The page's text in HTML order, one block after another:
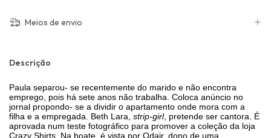
Meios de envio
Descrição
Paula separou- se recentemente do marido e não encontra
emprego, pois há sete anos não trabalha. Coloca anúncio no
jornal propondo- se a dividir o apartamento onde mora com a
filha e a empregada. Beth Lara, strip-girl, pretende ser cantora. É
aprovada num teste fotográfico para promover a coleção da loja
Crazy Shirts. Na boate, é vista por Odair, dono de uma